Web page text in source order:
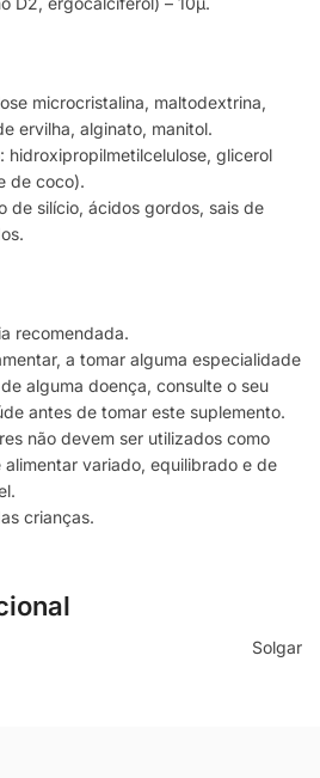
microcristalina, maltodextrina,
ervilha, alginato, manitol.
hidroxipropilmetilcelulose, glicerol
de coco).
de silício, ácidos gordos, sais de
recomendada.
a tomar alguma especialidade
alguma doença, consulte o seu
antes de tomar este suplemento.
não devem ser utilizados como
variado, equilibrado e de
crianças.
Solgar